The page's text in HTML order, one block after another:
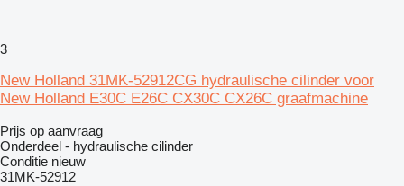
3
New Holland 31MK-52912CG hydraulische cilinder voor
New Holland E30C E26C CX30C CX26C graafmachine
Prijs op aanvraag
Onderdeel - hydraulische cilinder
Conditie nieuw
31MK-52912